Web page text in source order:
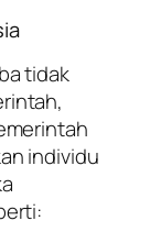
tidak
individu